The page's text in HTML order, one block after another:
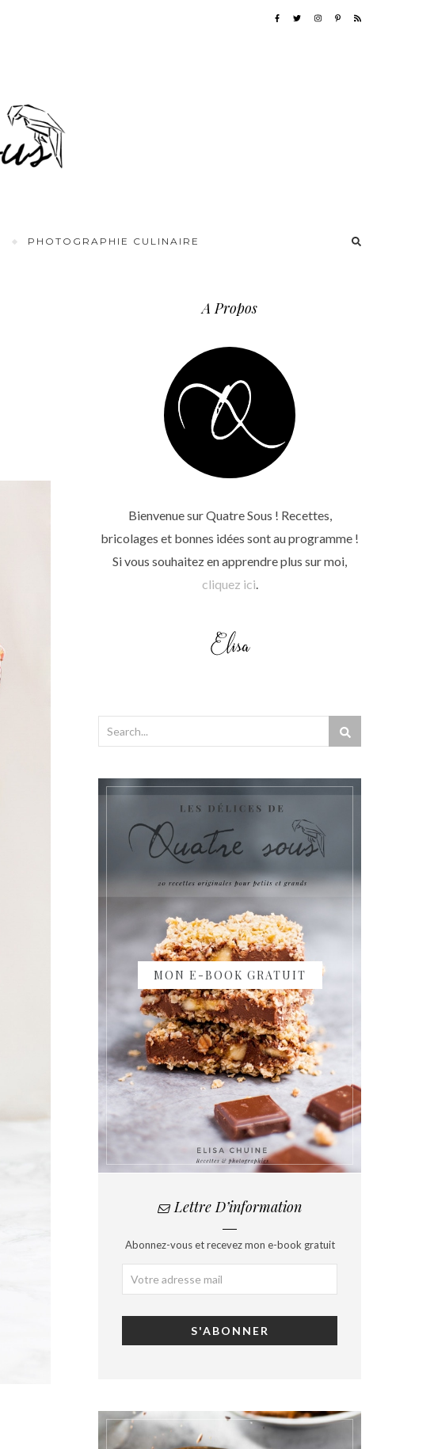
PHOTOGRAPHIE CULINAIRE
A Propos
Bienvenue sur Quatre Sous ! Recettes,
bricolages et bonnes idées sont au programme !
Si vous souhaitez en apprendre plus sur moi,
cliquez ici.
MON E-BOOK GRATUIT
Lettre D’information
Abonnez-vous et recevez mon e-book gratuit